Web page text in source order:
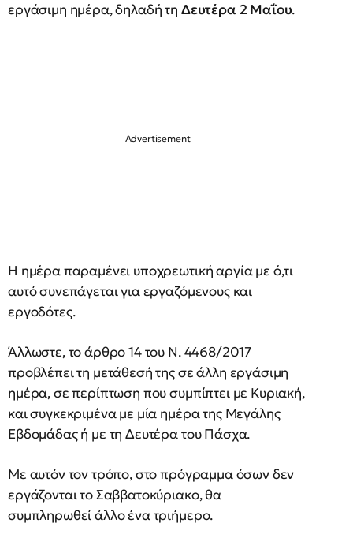
εργάσιμη ημέρα, δηλαδή τη Δευτέρα 2 Μαΐου.
H ημέρα παραμένει υποχρεωτική αργία με ό,τι
αυτό συνεπάγεται για εργαζόμενους και
εργοδότες.
Άλλωστε, το άρθρο 14 του Ν. 4468/2017
προβλέπει τη μετάθεσή της σε άλλη εργάσιμη
ημέρα, σε περίπτωση που συμπίπτει με Κυριακή,
και συγκεκριμένα με μία ημέρα της Μεγάλης
Εβδομάδας ή με τη Δευτέρα του Πάσχα.
Με αυτόν τον τρόπο, στο πρόγραμμα όσων δεν
εργάζονται το Σαββατοκύριακο, θα
συμπληρωθεί άλλο ένα τριήμερο.